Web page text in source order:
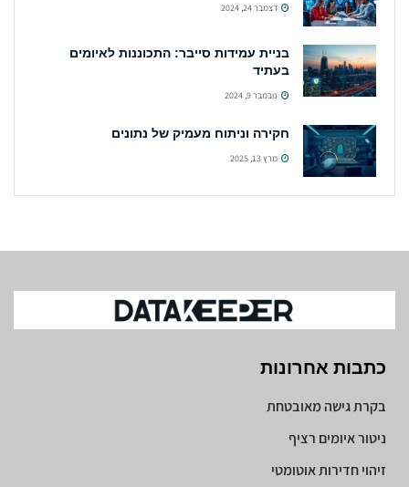
דצמבר 24, 2024
בניית עמידות סייבר: התכוננות לאיומים
בעתיד
נובמבר 9, 2024
חקירה וניתוח מעמיק של נתונים
מרץ 13, 2025
כתבות אחרונות
בקרת גישה מאובטחת
ניטור איומים רציף
זיהוי חדירות אוטומטי